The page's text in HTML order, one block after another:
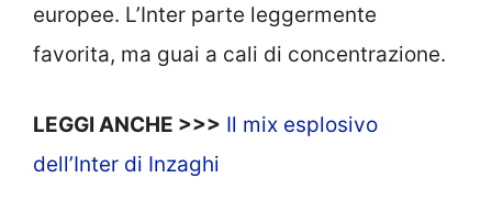
europee. L’Inter parte leggermente
favorita, ma guai a cali di concentrazione.
LEGGI ANCHE >>> Il mix esplosivo
dell’Inter di Inzaghi